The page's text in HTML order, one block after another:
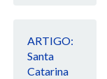
ARTIGO:
Santa
Catarina